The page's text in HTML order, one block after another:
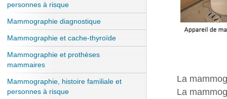
La
La
personnes à risque
Mammographie diagnostique
Mammographie et cache-thyroïde
Mammographie et prothèses
mammaires
Mammographie, histoire familiale et
personnes à risque